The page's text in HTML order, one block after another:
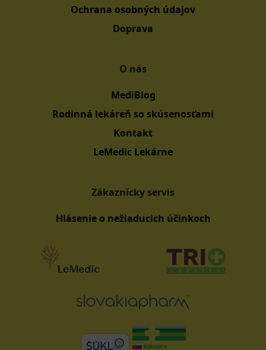
Ochrana osobných údajov
Doprava
O nás
MediBlog
Rodinná lekáreň so skúsenosťami
Kontakt
LeMedic Lekárne
Zákaznícky servis
Hlásenie o nežiaducich účinkoch